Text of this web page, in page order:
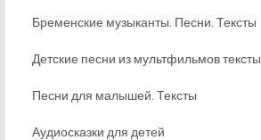
Бременские музыканты. Песни. Тексты
Детские песни из мультфильмов тексты
Песни для малышей. Тексты
Аудиосказки для детей